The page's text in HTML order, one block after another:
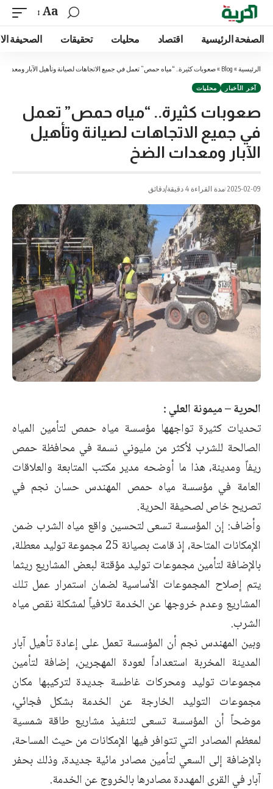
Aa
الصفحة الرئيسية اقتصاد محليات تحقيقات الصحيفة
الرئيسية »
Blog
»صعوبات كثيرة.. “مياه حمص” تعمل في جميع الاتجاهات لصيانة وتأهيل الآبار ومعدات
آخر الأخبار محليات
صعوبات كثيرة.. “مياه حمص” تعمل
في جميع الاتجاهات لصيانة وتأهيل
الآبار ومعدات الضخ
2025-02-09 مدة القراءة 4 دقيقة/دقائق
الحرية – ميمونة العلي :
تحديات كثيرة تواجهها مؤسسة مياه حمص لتأمين المياه
الصالحة للشرب لأكثر من مليوني نسمة في محافظة حمص
ريفاً ومدينة، هذا ما أوضحه مدير مكتب المتابعة والعلاقات
العامة في مؤسسة مياه حمص المهندس حسان نجم في
تصريح خاص لصحيفة الحرية.
وأضاف: إن المؤسسة تسعى لتحسين واقع مياه الشرب ضمن
الإمكانات المتاحة، إذ قامت بصيانة 25 مجموعة توليد معطلة،
بالإضافة لتأمين مجموعات توليد مؤقتة لبعض المشاريع ريثما
يتم إصلاح المجموعات الأساسية لضمان استمرار عمل تلك
المشاريع وعدم خروجها عن الخدمة تلافياً لمشكلة نقص مياه
الشرب.
وبين المهندس نجم أن المؤسسة تعمل على إعادة تأهيل آبار
المدينة المخربة استعداداً لعودة المهجرين، إضافة لتأمين
مجموعات توليد ومحركات غاطسة جديدة لتركيبها مكان
مجموعات التوليد الخارجة عن الخدمة بشكل فجائي،
موضحاً أن المؤسسة تسعى لتنفيذ مشاريع طاقة شمسية
لمعظم المصادر التي تتوافر فيها الإمكانات من حيث المساحة،
بالإضافة إلى السعي لتأمين مصادر مائية جديدة، وذلك بحفر
آبار في القرى المهددة مصادرها بالخروج عن الخدمة.